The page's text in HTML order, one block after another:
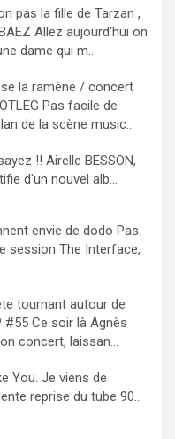
pas la fille de Tarzan ,
Allez aujourd'hui on
dame qui m...
se la ramène / concert
Pas facile de
de la scène music...
!! Airelle BESSON,
d'un nouvel alb...
envie de dodo Pas
session The Interface,
tournant autour de
#55 Ce soir là Agnès
concert, laissan...
You. Je viens de
reprise du tube 90...